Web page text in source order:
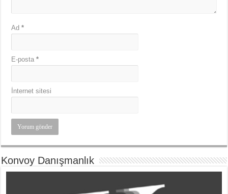
Ad*
E-posta*
İnternet sitesi
Konvoy Danışmanlık